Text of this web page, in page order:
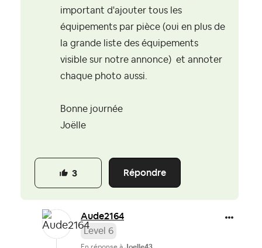
important d'ajouter tous les
équipements par pièce (oui en plus de
la grande liste des équipements
visible sur notre annonce) et annoter
chaque photo aussi.
Bonne journée
Joëlle
Répondre
3
Aude2164
Level 6